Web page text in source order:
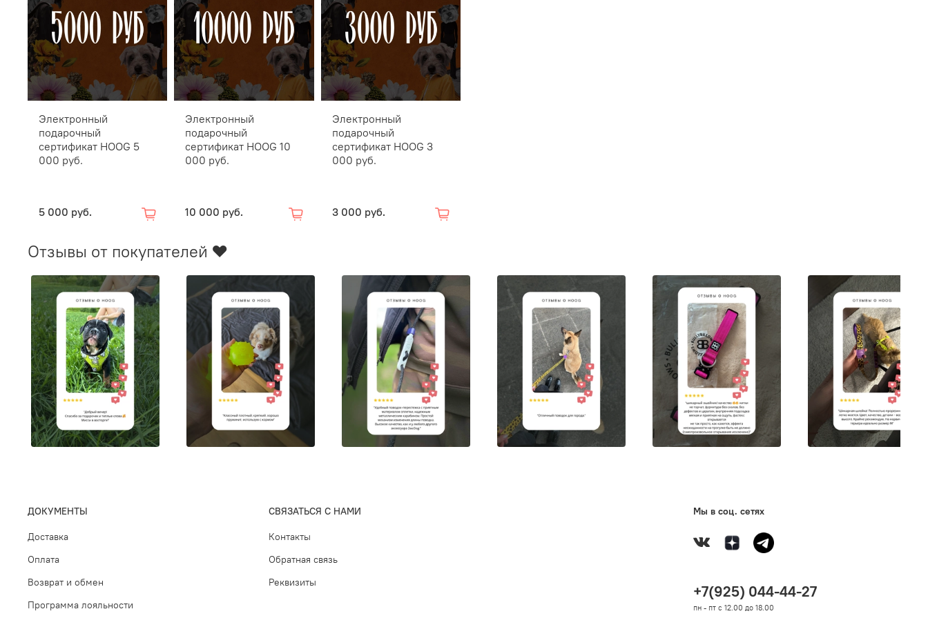
Электронный
подарочный
сертификат HOOG 5
000 руб.
5 000 руб.
Электронный
подарочный
сертификат HOOG 10
000 руб.
10 000 руб.
Электронный
подарочный
сертификат HOOG 3
000 руб.
3 000 руб.
Отзывы от покупателей ❤️
ДОКУМЕНТЫ
Доставка
Оплата
Возврат и обмен
Программа лояльности
СВЯЗАТЬСЯ С НАМИ
Контакты
Обратная связь
Реквизиты
Мы в соц. сетях
+7(925) 044-44-27
пн - пт с 12.00 до 18.00